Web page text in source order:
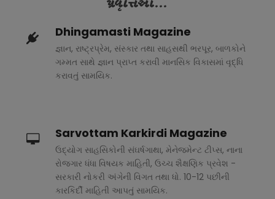
પ્રવૃત્તિઓ...
Dhingamasti Magazine
જ્ઞાન, રાષ્ટ્રપ્રેમ, સંસ્કાર તથા સાહસથી ભરપૂર, બાળકોને
ગમ્મત સાથે જ્ઞાન પ્રાપ્ત કરાવી માનસિક વિકાસમાં વૃદ્ધિ
કરાવતું સામયિક.
Sarvottam Karkirdi Magazine
ઉદ્યોગ સાહસિકોની સંઘર્ષગાથા, મેનેજમેન્ટ ટીપ્સ, નાના
રોજગાર ધંધા વિષયક માહિતી, ઉચ્ચ શૈક્ષણિક પ્રવેશ -
સરકારી નોકરી અંગેની વિગત તથા ધો. 10-12 પછીની
કારકિર્દી માહિતી આપતું સામયિક.